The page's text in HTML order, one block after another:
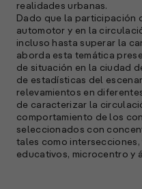
realidades urbanas.
Dado que la participación
automotor y en la
incluso hasta superar la
aborda esta temática
de situación en la ciudad
de estadísticas del
relevamientos en
de caracterizar la
comportamiento de los
seleccionados con
tales como intersecciones,
educativos, microcentro y